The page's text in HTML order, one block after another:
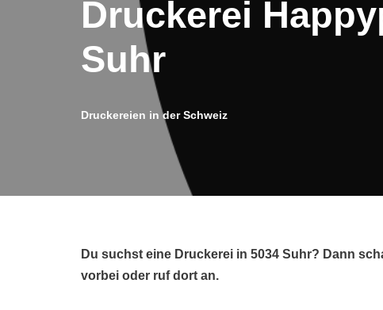
Druckerei
Suhr
Druckereien in der Schweiz
Du suchst eine Druckerei in 5034 Suhr? Dann
vorbei oder ruf dort an.